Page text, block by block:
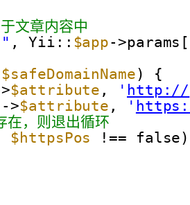
文章内容中
, Yii:: $app->params[
$safeDomainName) {
$attribute , ' http://
->$attribute , '
，则退出循环
$httpsPos
!==